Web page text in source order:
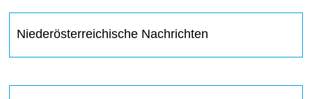
Niederösterreichische Nachrichten